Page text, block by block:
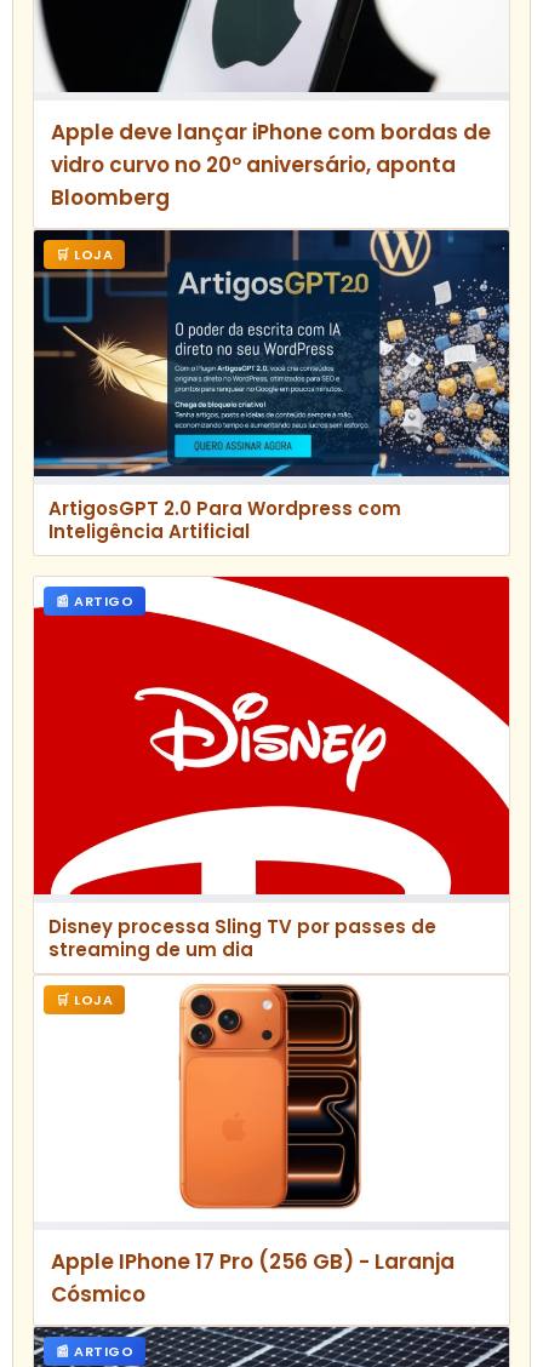
Apple deve lançar iPhone com bordas de
vidro curvo no 20º aniversário, aponta
Bloomberg
🛒 LOJA
ArtigosGPT 2.0 Para Wordpress com
Inteligência Artificial
📰 ARTIGO
Disney processa Sling TV por passes de
streaming de um dia
🛒 LOJA
Apple IPhone 17 Pro (256 GB) - Laranja
Cósmico
📰 ARTIGO